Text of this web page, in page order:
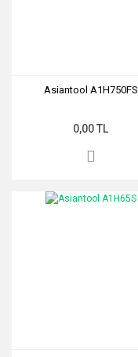
Asiantool A1H750FS
0,00 TL